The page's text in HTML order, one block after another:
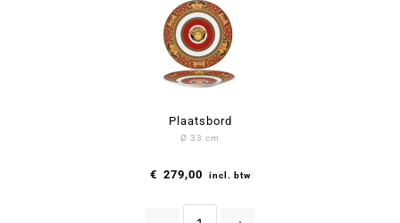
Plaatsbord
Ø 33 cm
€ 279,00 incl. btw